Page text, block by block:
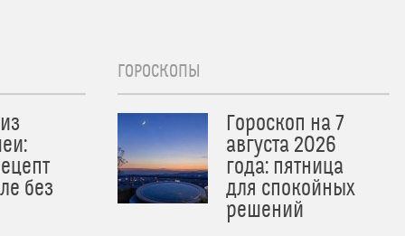
без
ГОРОСКОПЫ
Гороскоп на 7
августа 2026
года: пятница
для спокойных
решений